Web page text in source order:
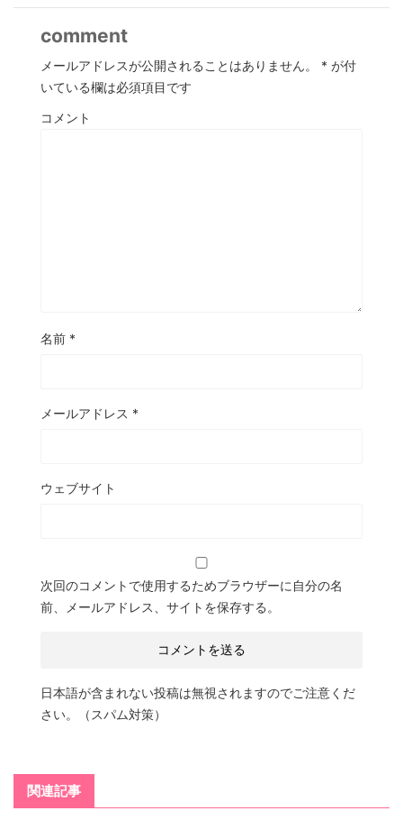
comment
メールアドレスが公開されることはありません。 * が付
いている欄は必須項目です
コメント
名前 *
メールアドレス *
ウェブサイト
次回のコメントで使用するためブラウザーに自分の名
前、メールアドレス、サイトを保存する。
日本語が含まれない投稿は無視されますのでご注意くだ
さい。（スパム対策）
関連記事